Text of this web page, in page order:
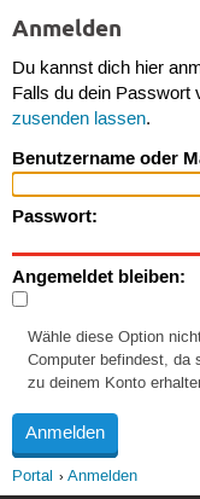
Anmelden
Du kannst dich hier
Falls du dein Passwort
zusenden lassen.
Benutzername oder
Passwort:
Angemeldet bleiben:
Wähle diese Option
Computer befindest, da
zu deinem Konto
Portal Anmelden